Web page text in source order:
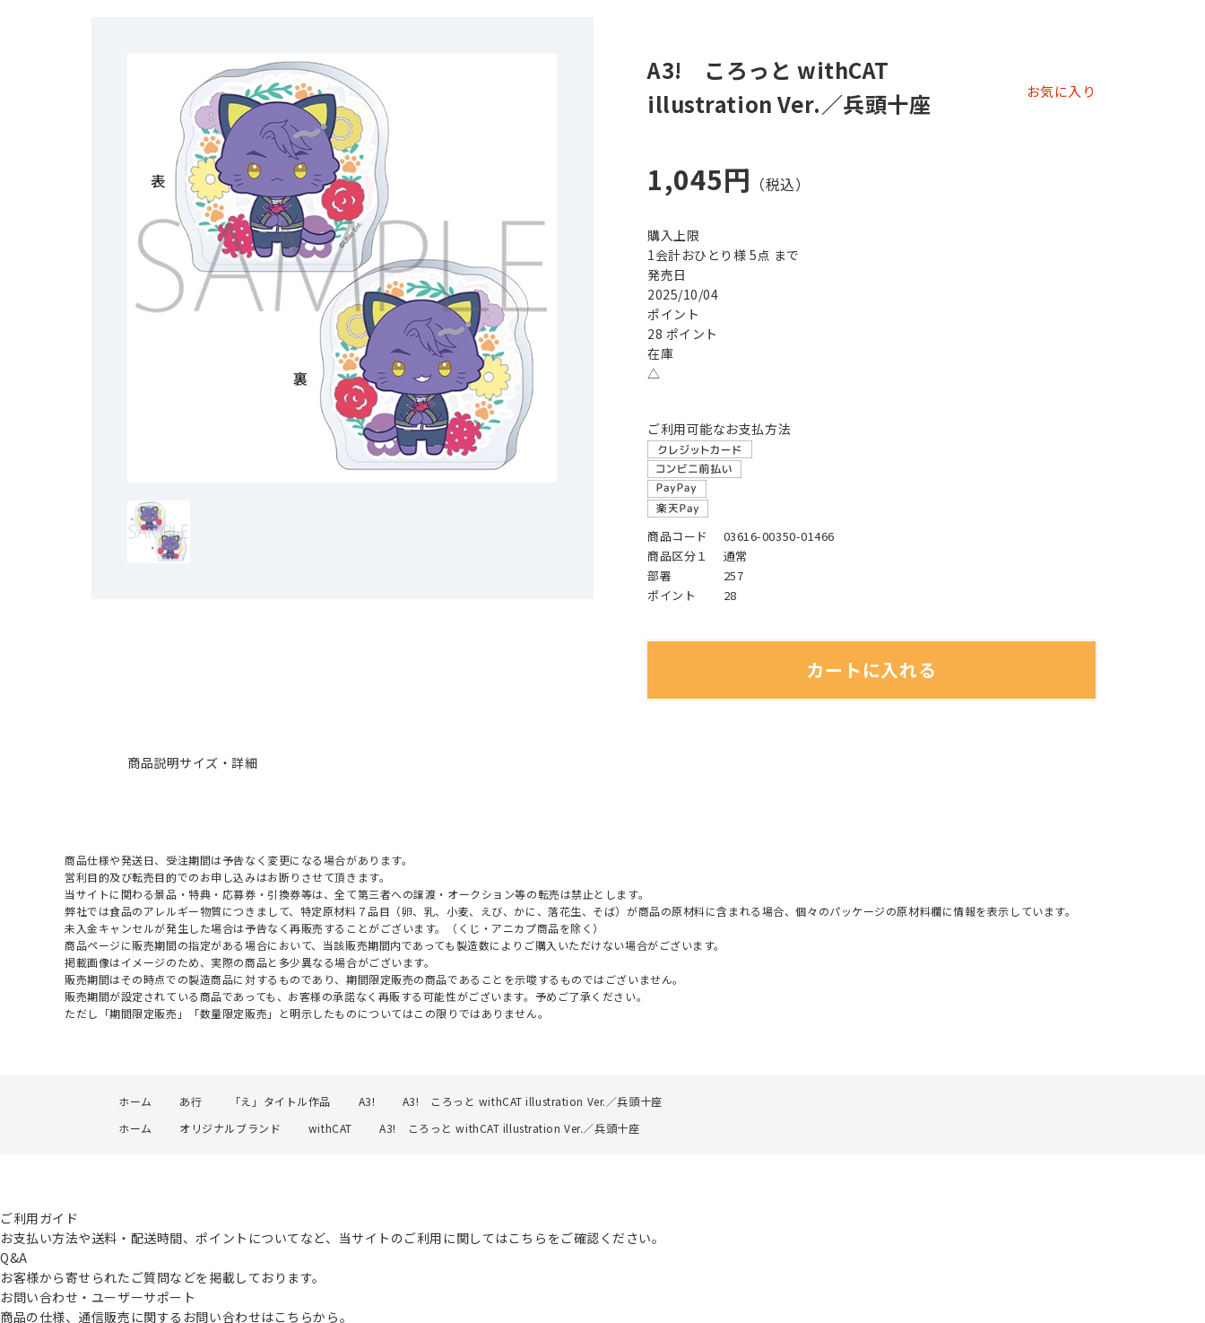
A3! ころっと withCAT
illustration Ver.／兵頭十座
お気に入り
1,045円
購入上限
1会計おひとり様 5点 まで
発売日
2025/10/04
ポイント
28 ポイント
在庫
△
ご利用可能なお支払方法
商品コード
03616-00350-01466
商品区分１
通常
部署
257
ポイント
28
カートに入れる
商品説明サイズ・詳細
商品仕様や発送日、受注期間は予告なく変更になる場合があります。
営利目的及び転売目的でのお申し込みはお断りさせて頂きます。
当サイトに関わる景品・特典・応募券・引換券等は、全て第三者への譲渡・オークション等の転売は禁止とします。
弊社では食品のアレルギー物質につきまして、特定原材料７品目（卵、乳、小麦、えび、かに、落花生、そば）が商品の原材料に含まれる場合、個々のパッケージの原材料欄に情報を表示しています。
未入金キャンセルが発生した場合は予告なく再販売することがございます。（くじ・アニカプ商品を除く）
商品ページに販売期間の指定がある場合において、当該販売期間内であっても製造数によりご購入いただけない場合がございます。
掲載画像はイメージのため、実際の商品と多少異なる場合がございます。
販売期間はその時点での製造商品に対するものであり、期間限定販売の商品であることを示唆するものではございません。
販売期間が設定されている商品であっても、お客様の承諾なく再販する可能性がございます。予めご了承ください。
ただし「期間限定販売」「数量限定販売」と明示したものについてはこの限りではありません。
ホーム あ行 「え」タイトル作品 A3!
A3! ころっと withCAT illustration Ver.／兵頭十座
ホーム
オリジナルブランド withCAT A3! ころっと withCAT illustration Ver.／兵頭十座
ご利用ガイド
お支払い方法や送料・配送時間、ポイントについてなど、当サイトのご利用に関してはこちらをご確認ください。
Q&A
お客様から寄せられたご質問などを掲載しております。
お問い合わせ・ユーザーサポート
商品の仕様、通信販売に関するお問い合わせはこちらから。